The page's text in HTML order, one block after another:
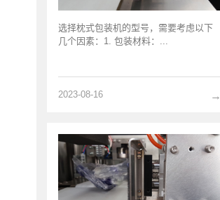
选择枕式包装机的型号，需要考虑以下
几个因素：1. 包装材料：...
→
2023-08-16